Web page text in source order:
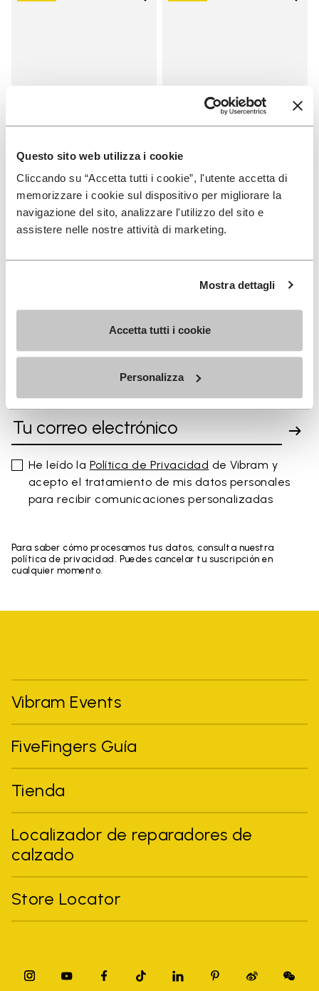
Questo sito web utilizza i cookie
Cliccando su “Accetta tutti i cookie”, l'utente accetta di
memorizzare i cookie sul dispositivo per migliorare la
navigazione del sito, analizzare l'utilizzo del sito e
assistere nelle nostre attività di marketing.
Mostra dettagli
Accetta tutti i cookie
Personalizza
REBAJAS
One Quarter Lona
+ 2 colores
-50%
REBAJAS
One Quarter Lona
+ 2 colores
-50%
He leído la Política de Privacidad de Vibram y
acepto el tratamiento de mis datos personales
para recibir comunicaciones personalizadas
Para saber cómo procesamos tus datos, consulta nuestra
política de privacidad. Puedes cancelar tu suscripción en
cualquier momento.
Vibram Events
FiveFingers Guía
Tienda
Localizador de reparadores de
calzado
Store Locator